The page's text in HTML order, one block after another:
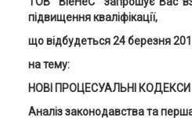
підвищення кваліфікації,
що відбудеться 24 березня
на тему:
НОВІ ПРОЦЕСУАЛЬНІ КОДЕКСИ
Аналіз законодавства та